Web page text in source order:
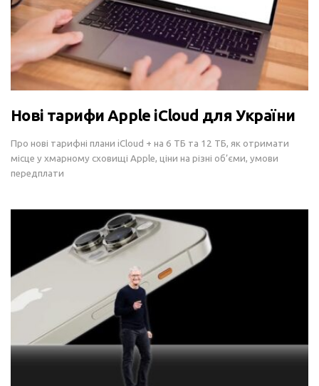
Нові тарифи Apple iCloud для України
Про нові тарифні плани iCloud + на 6 ТБ та 12 ТБ, як отримати
місце у хмарному сховищі Apple, ціни на різні об’єми, умови
передплати